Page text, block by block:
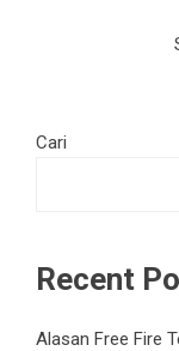
Cari
Recent
Alasan Free Fire